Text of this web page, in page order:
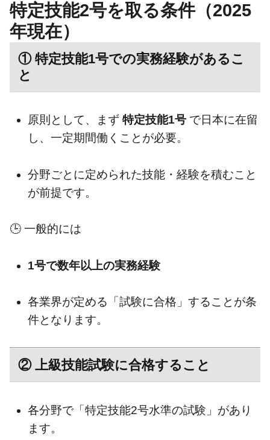
特定技能2号を取る条件（2025
年現在）
① 特定技能1号での実務経験があるこ
と
原則として、まず 特定技能1号で日本に在留
し、一定期間働くことが必要。
分野ごとに定められた技能・経験を積むこと
が前提です。
🕒 一般的には
1号で数年以上の実務経験
各業界が定める「試験に合格」することが条
件となります。
② 上級技能試験に合格すること
各分野で「特定技能2号水準の試験」があり
ます。